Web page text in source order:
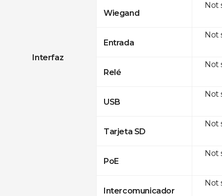
Interfaz
Wiegand
Entrada
Relé
USB
Tarjeta SD
PoE
Intercomunicador
Not
Not
Not
Not
Not
Not
Not